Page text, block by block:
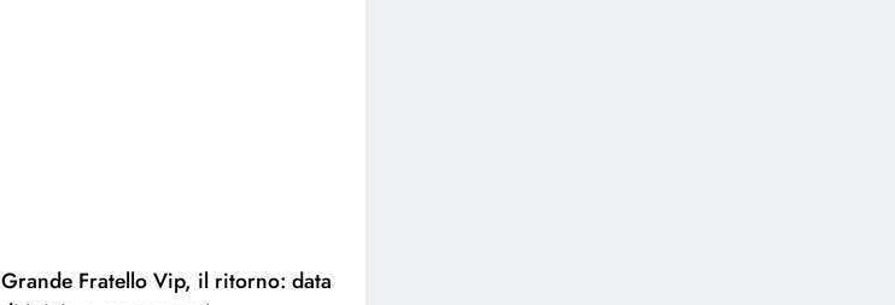
Grande Fratello Vip, il ritorno: data